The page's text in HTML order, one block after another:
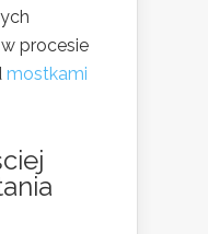
procesie
mostkami